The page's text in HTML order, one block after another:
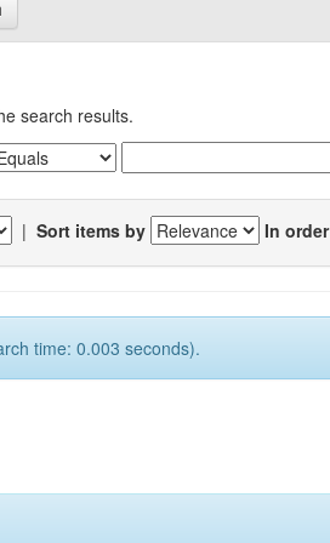
search results.
| Sort items by In order
time: 0.003 seconds).